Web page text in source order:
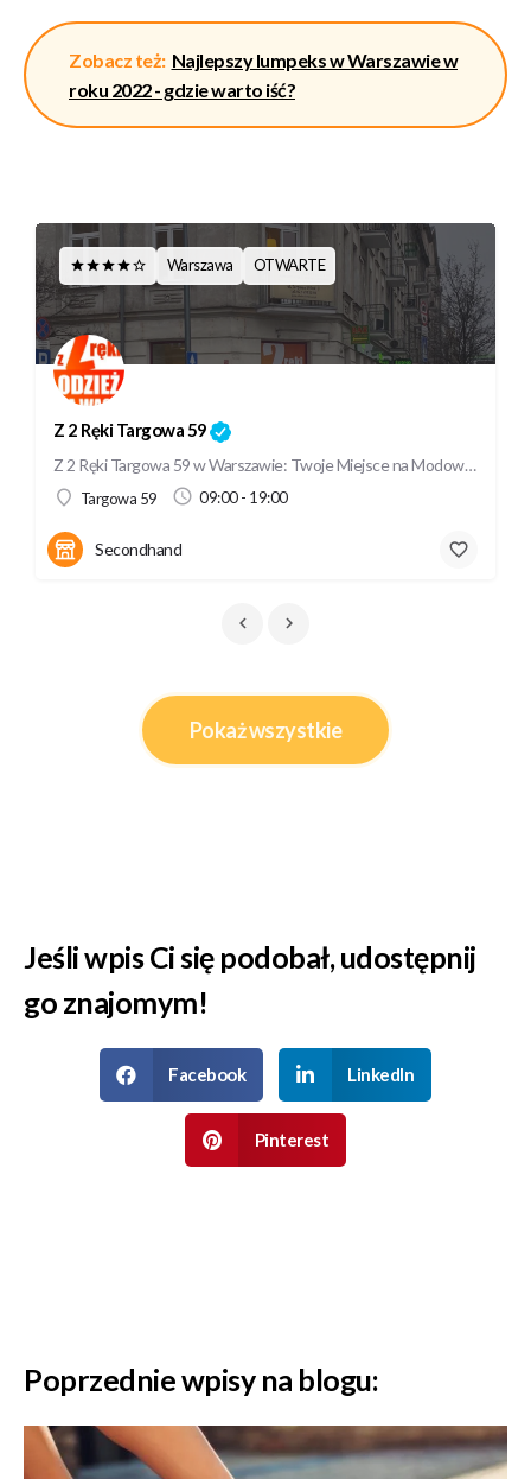
Zobacz też: Najlepszy lumpeks w Warszawie w
roku 2022 - gdzie warto iść?
Z 2 Ręki Targowa 59
Z 2 Ręki Targowa 59 w Warszawie: Twoje Miejsce na Modowe Początki Jeśli szukasz niepowtarzalnych, a zarazem…
Targowa 59 09:00 - 19:00
Warszawa OTWARTE
Secondhand
Pokaż wszystkie
Jeśli wpis Ci się podobał, udostępnij
go znajomym!
Facebook LinkedIn
Pinterest
Poprzednie wpisy na blogu: